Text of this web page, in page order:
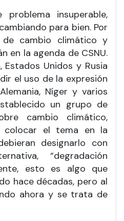
insuperable,
para bien. Por
de cambio climático y
en la agenda de CSNU.
Unidos y Rusia
el uso de la expresión
Níger y varios
un grupo de
cambio climático,
colocar el tema en la
designarlo con
“degradación
esto es algo que
hace décadas, pero al
ahora y se trata de